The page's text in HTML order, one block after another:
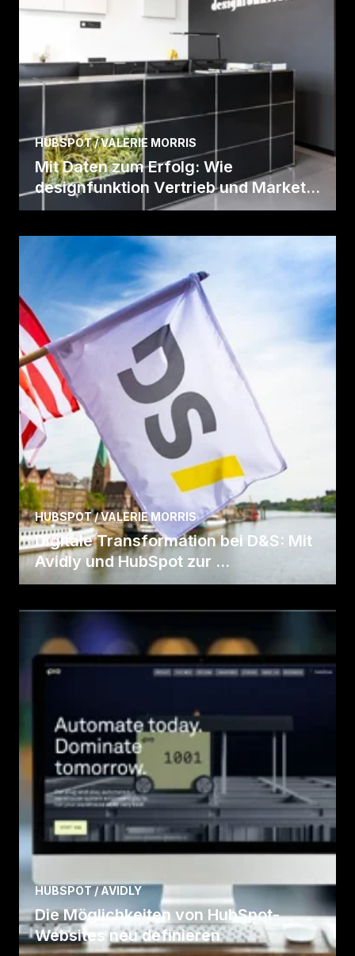
HUBSPOT / VALERIE MORRIS
Mit Daten zum Erfolg: Wie
designfunktion Vertrieb und Market...
Fall lesen
HUBSPOT / VALERIE MORRIS
Digitale Transformation bei D&S: Mit
Avidly und HubSpot zur ...
Fall lesen
HUBSPOT / AVIDLY
Die Möglichkeiten von HubSpot-
Websites neu definieren